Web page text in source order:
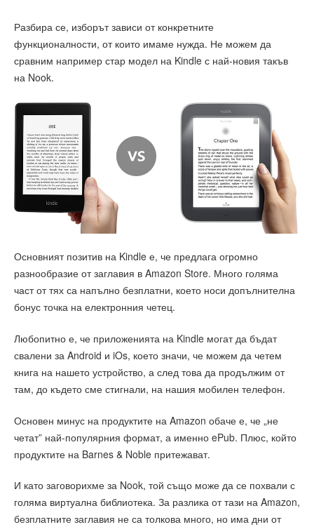
Разбира се, изборът зависи от конкретните
функционалности, от които имаме нужда. Не можем да
сравним например стар модел на Kindle с най-новия такъв
на Nook.
Основният позитив на Kindle е, че предлага огромно
разнообразие от заглавия в Amazon Store. Много голяма
част от тях са напълно безплатни, което носи допълнителна
бонус точка на електронния четец.
Любопитно е, че приложенията на Kindle могат да бъдат
свалени за Android и iOs, което значи, че можем да четем
книга на нашето устройство, а след това да продължим от
там, до където сме стигнали, на нашия мобилен телефон.
Основен минус на продуктите на Amazon обаче е, че „не
четат” най-популярния формат, а именно ePub. Плюс, който
продуктите на Barnes & Noble притежават.
И като заговорихме за Nook, той също може да се похвали с
голяма виртуална библиотека. За разлика от тази на Amazon,
безплатните заглавия не са толкова много, но има дни от